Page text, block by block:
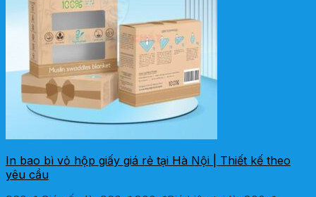
In bao bì vỏ hộp giấy giá rẻ tại Hà Nội | Thiết kế theo
yêu cầu